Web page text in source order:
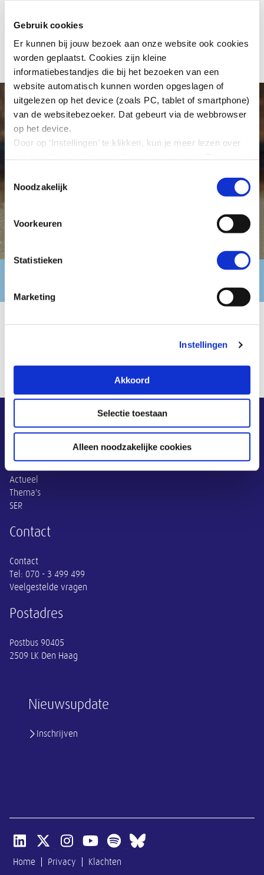
Gebruik cookies
Er kunnen bij jouw bezoek aan onze website ook cookies
worden geplaatst. Cookies zijn kleine
informatiebestandjes die bij het bezoeken van een
website automatisch kunnen worden opgeslagen of
uitgelezen op het device (zoals PC, tablet of smartphone)
van de websitebezoeker. Dat gebeurt via de webbrowser
op het device.
Door op ‘Instellingen’ te klikken, kun je meer lezen over
alle cookies zoals omschreven in onze cookieverklaring
in deze cookiebanner. Door op ‘Alleen noodzakelijke
noodzakelijke cookies.
lezen in onze
Noodzakelijk
Voorkeuren
Statistieken
Marketing
Instellingen
Akkoord
Selectie toestaan
Alleen noodzakelijke cookies
Overige informatie
Nieuwsupdate
Inschrijven
SER
Actueel
Thema's
SER
Contact
Contact
Tel: 070 - 3 499 499
Veelgestelde vragen
Postadres
Postbus 90405
2509 LK Den Haag
Open linkedin van SER
Open x-twitter van SER
Open instagram van SER
Open youtube van SER
Open spotify van SER
Open bluesky van SER
Home Privacy Klachten